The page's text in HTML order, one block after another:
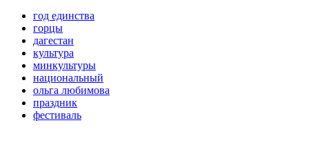
год единства
горцы
дагестан
культура
минкультуры
национальный
ольга любимова
праздник
фестиваль